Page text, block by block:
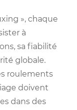
», chaque
à
sa fiabilité
globale.
roulements
doivent
dans des